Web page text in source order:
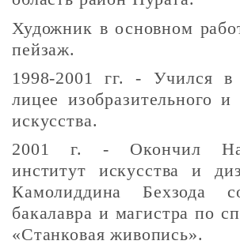
Художник в основном
пейзаж.
1998-2001 гг. - Учился в
лицее изобразительного и
искусства.
2001 г. - Окончил
институт искусства и
Камолиддина Бехзода
бакалавра и магистра по
«Станковая живопись».